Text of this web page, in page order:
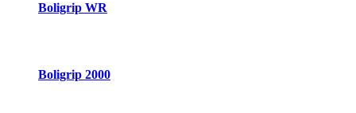
Boligrip WR
Boligrip 2000